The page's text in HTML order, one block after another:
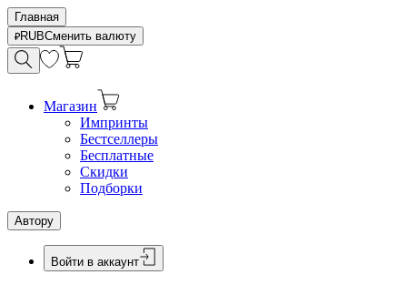
Главная
RUBСменить валюту
Магазин
Импринты
Бестселлеры
Бесплатные
Скидки
Подборки
Автору
Войти в аккаунт